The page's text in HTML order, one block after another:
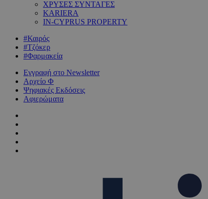
ΧΡΥΣΕΣ ΣΥΝΤΑΓΕΣ
KARIERA
IN-CYPRUS PROPERTY
#Καιρός
#Τζόκερ
#Φαρμακεία
Εγγραφή στο Newsletter
Αρχείο Φ
Ψηφιακές Εκδόσεις
Αφιερώματα